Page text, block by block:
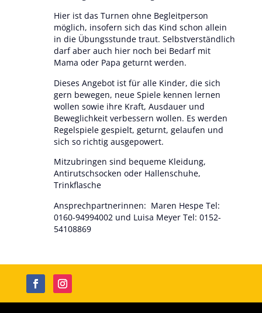
Hier ist das Turnen ohne Begleitperson
möglich, insofern sich das Kind schon allein
in die Übungsstunde traut. Selbstverständlich
darf aber auch hier noch bei Bedarf mit
Mama oder Papa geturnt werden.
Dieses Angebot ist für alle Kinder, die sich
gern bewegen, neue Spiele kennen lernen
wollen sowie ihre Kraft, Ausdauer und
Beweglichkeit verbessern wollen. Es werden
Regelspiele gespielt, geturnt, gelaufen und
sich so richtig ausgepowert.
Mitzubringen sind bequeme Kleidung,
Antirutschsocken oder Hallenschuhe,
Trinkflasche
Ansprechpartnerinnen: Maren Hespe Tel:
0160-94994002 und Luisa Meyer Tel: 0152-
54108869